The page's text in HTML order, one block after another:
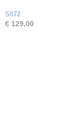
S072
€ 129,00